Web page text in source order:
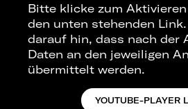
Bitte klicke zum
den unten stehenden
darauf hin, dass nach der
Daten an den jeweiligen
übermittelt werden.
YOUTUBE-PLAYER